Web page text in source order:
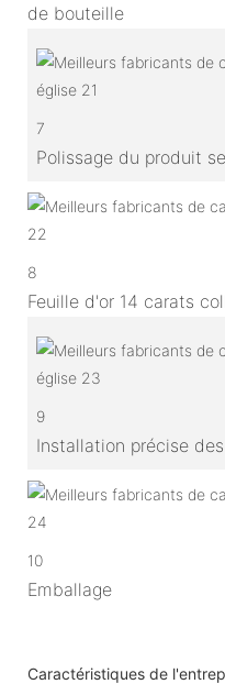
de bouteille
7
Polissage du produit
8
Feuille d'or 14 carats
9
Installation précise
10
Emballage
Caractéristiques de